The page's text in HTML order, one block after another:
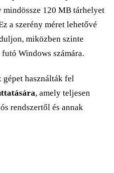
mindössze 120 MB tárhelyet
a szerény méret lehetővé
miközben szinte
Windows számára.
gépet használták fel
, amely teljesen
rendszertől és annak